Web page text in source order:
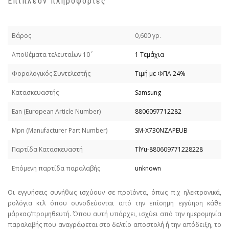
Βάρος 0,600 γρ.
Απoθέματα τελευταίων 10΄ 1 Τεμάχια
Φορολογικός Συντελεστής Τιμή με ΦΠΑ 24%
Κατασκευαστής Samsung
Εan (European Article Number) 8806097712282
Mpn (Manufacturer Part Number) SM-X730NZAPEUB
Παρτίδα Κατασκευαστή TlYu-880609771228228
Επόμενη παρτίδα παραλαβής unknown
Οι εγγυήσεις συνήθως ισχύουν σε προϊόντα, όπως π.χ ηλεκτρονικά,
ρολόγια κτλ όπου συνοδεύονται από την επίσημη εγγύηση κάθε
μάρκας/προμηθευτή. Όπου αυτή υπάρχει, ισχύει από την ημερομηνία
παραλαβής που αναγράφεται στο δελτίο αποστολή ή την απόδειξη, το